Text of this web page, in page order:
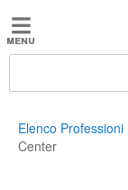
Jobbydoo
lavoro
Elenco Professioni
Center